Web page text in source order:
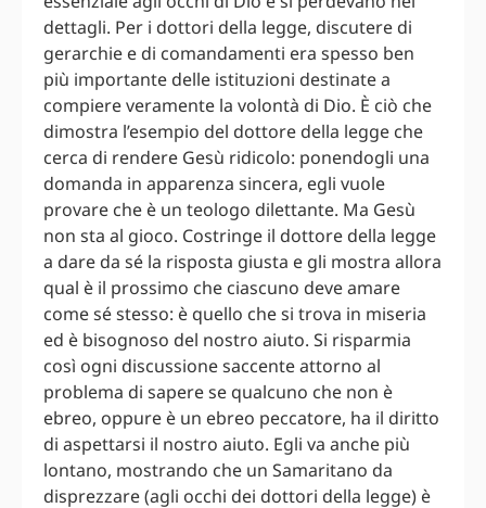
dettagli. Per i dottori della legge, discutere di
gerarchie e di comandamenti era spesso ben
più importante delle istituzioni destinate a
compiere veramente la volontà di Dio. È ciò che
dimostra l’esempio del dottore della legge che
cerca di rendere Gesù ridicolo: ponendogli una
domanda in apparenza sincera, egli vuole
provare che è un teologo dilettante. Ma Gesù
non sta al gioco. Costringe il dottore della legge
a dare da sé la risposta giusta e gli mostra allora
qual è il prossimo che ciascuno deve amare
come sé stesso: è quello che si trova in miseria
ed è bisognoso del nostro aiuto. Si risparmia
così ogni discussione saccente attorno al
problema di sapere se qualcuno che non è
ebreo, oppure è un ebreo peccatore, ha il diritto
di aspettarsi il nostro aiuto. Egli va anche più
lontano, mostrando che un Samaritano da
disprezzare (agli occhi dei dottori della legge) è